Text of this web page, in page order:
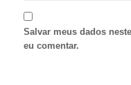
Salvar meus dados
eu comentar.